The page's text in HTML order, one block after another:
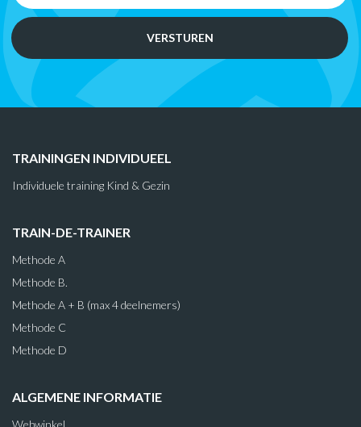
TRAININGEN INDIVIDUEEL
Individuele training Kind & Gezin
TRAIN-DE-TRAINER
Methode A
Methode B.
Methode A + B (max 4 deelnemers)
Methode C
Methode D
ALGEMENE INFORMATIE
Webwinkel